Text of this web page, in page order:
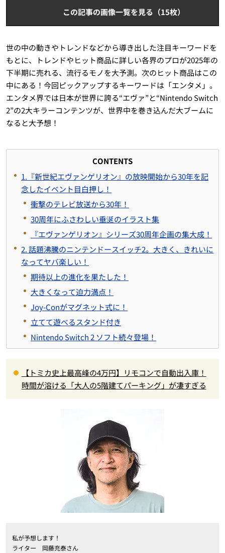
この記事の画像一覧を見る（15枚）
世の中の動きやトレンドなどから導き出した注目キーワードを
もとに、トレンドやヒット商品に詳しい各界のプロが2025年の
下半期に売れる、流行るモノを大予測。次のヒット商品はこの
中にある！今回ピックアップするキーワードは「エンタメ」。
エンタメ界では日本が世界に誇る“エヴァ”と“Nintendo Switch
2”の2大キラーコンテンツが、世界中を巻き込んだ大ブームに
なると大予想！
CONTENTS
1.『新世紀エヴァンゲリオン』の放映開始から30年を記
念したイベント目白押し！
衝撃のテレビ放送から30年！
30周年にふさわしい垂涎のイラスト集
『エヴァンゲリオン』シリーズ30周年企画の集大成！
2. 話題沸騰のニンテンドースイッチ2。大きく、きれいに
なってヤバ楽しい！
期待以上の進化を果たした！
大きくなって迫力満点！
Joy-Conがマグネット式に！
立てて遊べるスタンド付き
Nintendo Switch 2 ソフト続々登場！
【トミカ史上最高峰の4万円】リモコンで自動出入庫！
時間が溶ける「大人の5階建てパーキング」が凄すぎる
私が予想します！
ライター 岡藤充泰さん